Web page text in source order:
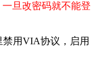
一旦改密码就不能登
用VIA协议，启用